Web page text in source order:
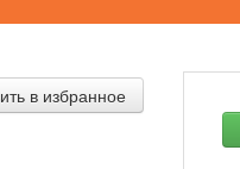
в избранное